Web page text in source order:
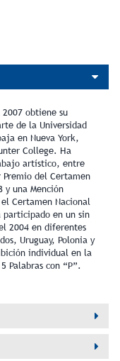
obtiene su
de la Universidad
en Nueva York,
College. Ha
artístico, entre
del Certamen
y una Mención
Certamen Nacional
participado en un sin
2004 en diferentes
Uruguay, Polonia y
individual en la
Palabras con “P”.